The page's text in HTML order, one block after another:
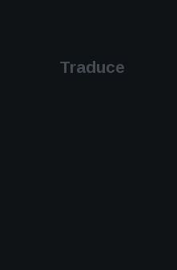
Traduce